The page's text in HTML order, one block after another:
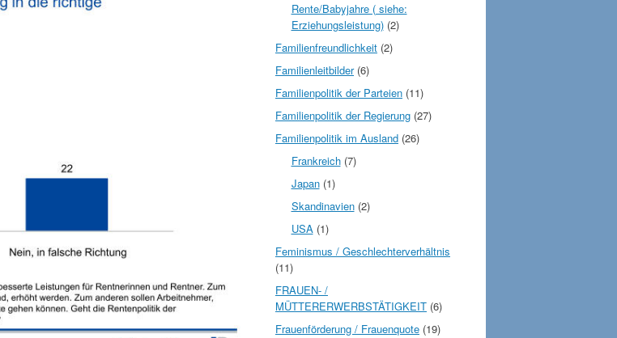
Rente/Babyjahre ( siehe:
Erziehungsleistung)(2)
Familienfreundlichkeit (2)
Familienleitbilder(6)
Familienpolitik der Parteien (11)
Familienpolitik der Regierung (27)
Familienpolitik im Ausland (26)
Frankreich(7)
Japan(1)
Skandinavien(2)
USA(1)
Feminismus / Geschlechterverhältnis
(11)
FRAUEN- /
MÜTTERERWERBSTÄTIGKEIT (6)
Frauenförderung / Frauenquote (19)